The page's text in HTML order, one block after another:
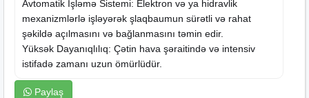
Avtomatik İşləmə Sistemi: Elektron və ya hidravlik
mexanizmlərlə işləyərək şlaqbaumun sürətli və rahat
şəkildə açılmasını və bağlanmasını təmin edir.
Yüksək Dayanıqlılıq: Çətin hava şəraitində və intensiv
istifadə zamanı uzun ömürlüdür.
Paylaş